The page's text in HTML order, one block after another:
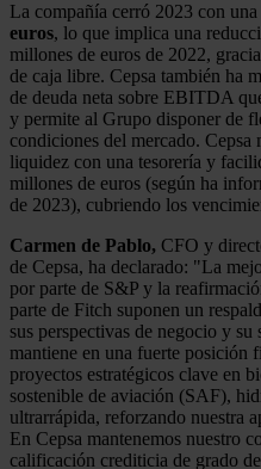
La compañía cerró 2023 con una
euros, lo que implica una
millones de euros de 2022,
de caja libre. Cepsa también ha
de deuda neta sobre EBITDA
y permite al Grupo disponer de
condiciones del mercado.
liquidez con una tesorería y
millones de euros (según ha
de 2023), cubriendo los
Carmen de Pablo, CFO y
de Cepsa, ha declarado: "La
por parte de S&P y la
parte de Fitch suponen un
sus perspectivas de negocio y
mantiene en una fuerte posición
proyectos estratégicos clave en
sostenible de aviación (SAF),
ultrarrápida, reforzando nuestra
En Cepsa mantenemos nuestro
calificación crediticia de grado